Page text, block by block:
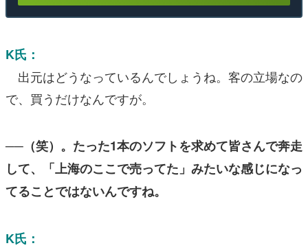
K氏：
出元はどうなっているんでしょうね。客の立場なの
で、買うだけなんですが。
──（笑）。たった1本のソフトを求めて皆さんで奔走
して、「上海のここで売ってた」みたいな感じになっ
てることではないんですね。
K氏：